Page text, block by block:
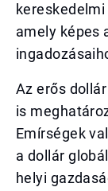
amely képes
Az erős
is
Emírségek
a dollár
helyi